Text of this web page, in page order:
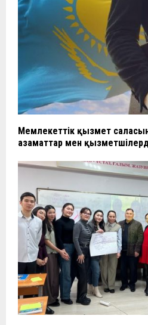
Мемлекеттік қызмет
азаматтар мен